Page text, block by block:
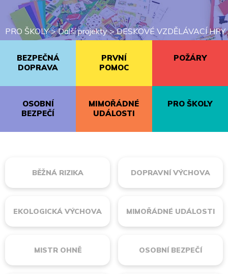
PRO ŠKOLY>Další projekty>DESKOVÉ VZDĚLÁVACÍ HRY
BEZPEČNÁ
DOPRAVA
PRVNÍ
POMOC
POŽÁRY
OSOBNÍ
BEZPEČÍ
MIMOŘÁDNÉ
UDÁLOSTI
PRO ŠKOLY
BĚŽNÁ RIZIKA DOPRAVNÍ VÝCHOVA
EKOLOGICKÁ VÝCHOVA MIMOŘÁDNÉ UDÁLOSTI
MISTR OHNĚ OSOBNÍ BEZPEČÍ